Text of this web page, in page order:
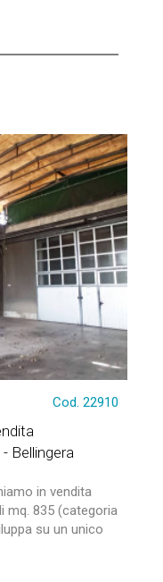
Cod. 22910
Bellingera
in vendita
mq. 835 (categoria
su un unico